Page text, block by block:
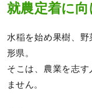
就農定着に向
水稲を始め果樹、
形県。
そこは、農業を志
ません。